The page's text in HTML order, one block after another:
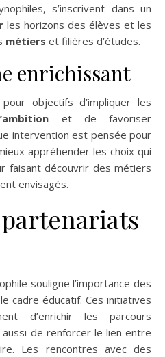
s’inscrivent dans un
les horizons des élèves et les
métiers et filières d’études.
enrichissant
objectifs d’impliquer les
et de favoriser
intervention est pensée pour
appréhender les choix qui
faisant découvrir des métiers
envisagés.
souligne l’importance des
cadre éducatif. Ces initiatives
d’enrichir les parcours
de renforcer le lien entre
Les rencontres avec des